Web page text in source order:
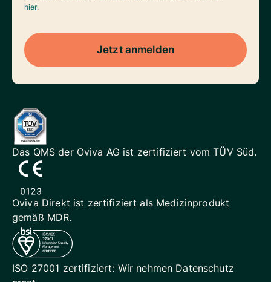
hier.
Jetzt anmelden
Das QMS der Oviva AG ist zertifiziert vom TÜV Süd.
Oviva Direkt ist zertifiziert als Medizinprodukt
gemäß MDR.
ISO 27001 zertifiziert: Wir nehmen Datenschutz